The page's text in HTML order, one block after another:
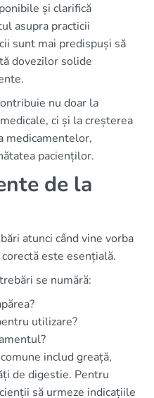
și clarifică
asupra practicii
sunt mai predispuși să
dovezilor solide
nu doar la
ci și la creșterea
medicamentelor,
pacienților.
de la
atunci când vine vorba
este esențială.
se numără:
utilizare?
includ greață,
de digestie. Pentru
să urmeze indicațiile